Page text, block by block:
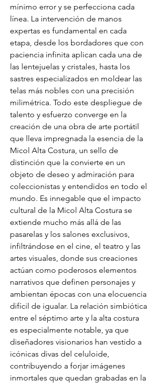
mínimo error y se perfecciona cada
línea. La intervención de manos
expertas es fundamental en cada
etapa, desde los bordadores que con
paciencia infinita aplican cada una de
las lentejuelas y cristales, hasta los
sastres especializados en moldear las
telas más nobles con una precisión
milimétrica. Todo este despliegue de
talento y esfuerzo converge en la
creación de una obra de arte portátil
que lleva impregnada la esencia de la
Micol Alta Costura, un sello de
distinción que la convierte en un
objeto de deseo y admiración para
coleccionistas y entendidos en todo el
mundo. Es innegable que el impacto
cultural de la Micol Alta Costura se
extiende mucho más allá de las
pasarelas y los salones exclusivos,
infiltrándose en el cine, el teatro y las
artes visuales, donde sus creaciones
actúan como poderosos elementos
narrativos que definen personajes y
ambientan épocas con una elocuencia
difícil de igualar. La relación simbiótica
entre el séptimo arte y la alta costura
es especialmente notable, ya que
diseñadores visionarios han vestido a
icónicas divas del celuloide,
contribuyendo a forjar imágenes
inmortales que quedan grabadas en la